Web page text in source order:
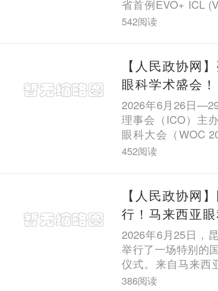
省首例EVO+ ICL
手术以来，该院
科机构之一。 从
542阅读
【人民政协网
眼科学术盛会
董艳秋医生受
世界眼科大会
2026年6月26日
理事会（ICO）主
眼科大会（WOC
至29日在捷克共
Ophthalmology
国际眼
452阅读
【人民政协网
行！马来西亚
习，昆明艾维
担任培训导师
2026年6月25日，
举行了一场特别的
仪式。来自马来西
Bin Hoo正式入驻
386阅读